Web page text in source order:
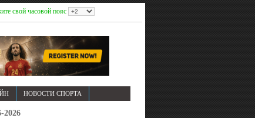
свой часовой пояс
НОВОСТИ СПОРТА